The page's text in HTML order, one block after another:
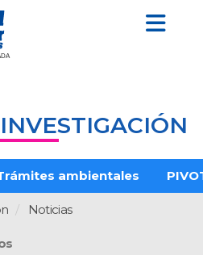
INVESTIGACIÓN
ambientales
Noticias